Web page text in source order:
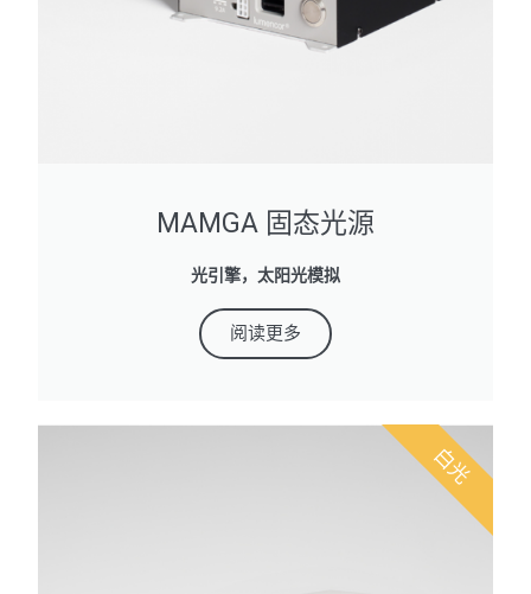
MAMGA 固态光源
光引擎，太阳光模拟
阅读更多
白光